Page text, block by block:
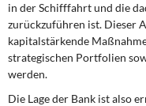
in der Schifffahrt und die
zurückzuführen ist. Dieser
kapitalstärkende
strategischen Portfolien
werden.
Die Lage der Bank ist also